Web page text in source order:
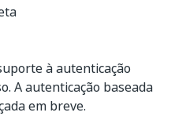
à autenticação
A autenticação baseada
em breve.